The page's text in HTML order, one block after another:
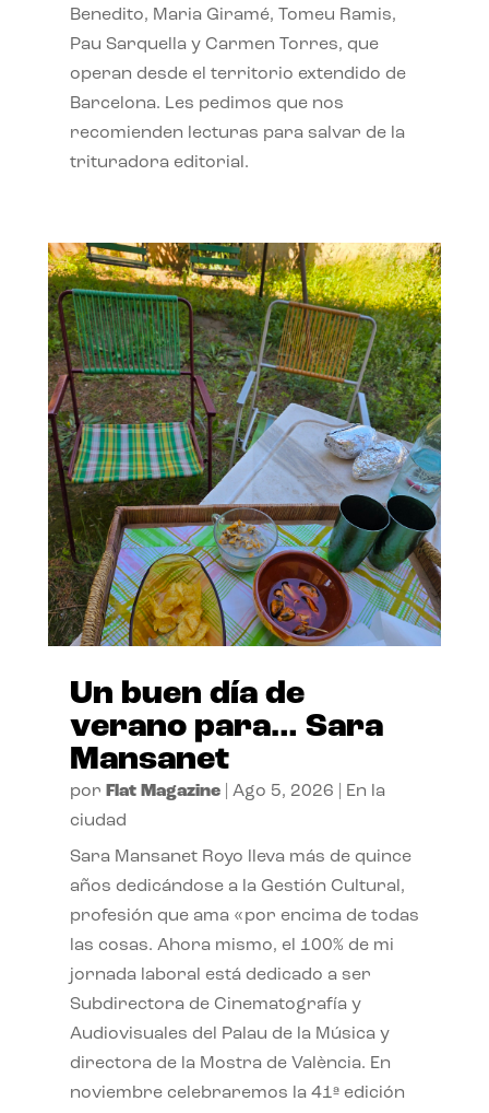
Benedito, Maria Giramé, Tomeu Ramis,
Pau Sarquella y Carmen Torres, que
operan desde el territorio extendido de
Barcelona. Les pedimos que nos
recomienden lecturas para salvar de la
trituradora editorial.
Un buen día de
verano para… Sara
Mansanet
por Flat Magazine| Ago 5, 2026
En la
ciudad
Sara Mansanet Royo lleva más de quince
años dedicándose a la Gestión Cultural,
profesión que ama «por encima de todas
las cosas. Ahora mismo, el 100% de mi
jornada laboral está dedicado a ser
Subdirectora de Cinematografía y
Audiovisuales del Palau de la Música y
directora de la Mostra de València. En
noviembre celebraremos la 41ª edición